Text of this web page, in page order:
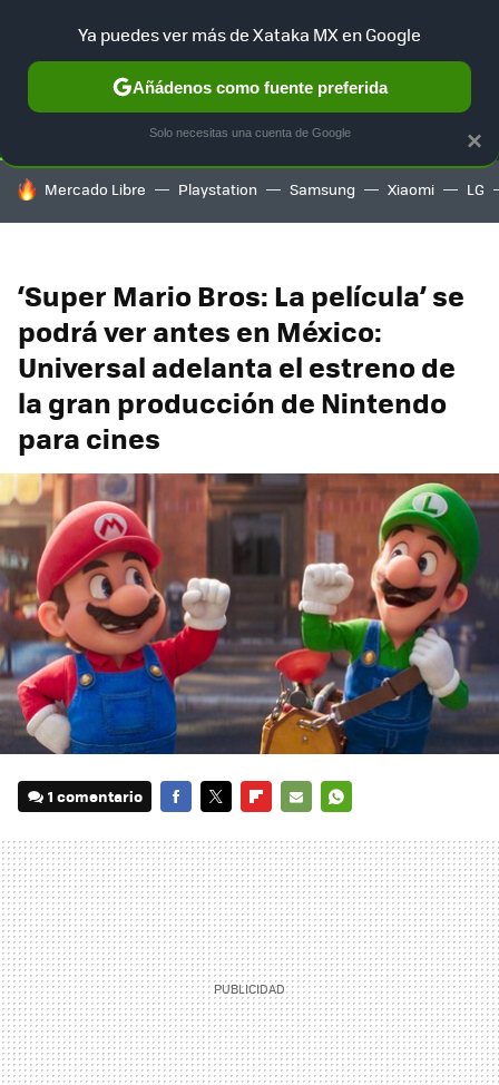
SELECCIÓN GAMING HOME AUTO TERRITORIO
HOY SE HABLA DE
Mercado Libre Playstation Samsung Xiaomi LG
‘Super Mario Bros: La película’ se
podrá ver antes en México:
Universal adelanta el estreno de
la gran producción de Nintendo
para cines
1 comentario
MAIL
×
Ya puedes ver más de Xataka MX en Google
Añádenos como fuente preferida
Solo necesitas una cuenta de Google